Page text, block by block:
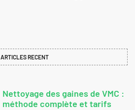
ARTICLES RECENT
Nettoyage des gaines de VMC :
méthode complète et tarifs